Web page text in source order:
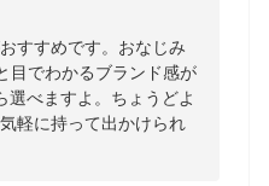
すすめです。おなじみ
目でわかるブランド感が
選べますよ。ちょうどよ
軽に持って出かけられ